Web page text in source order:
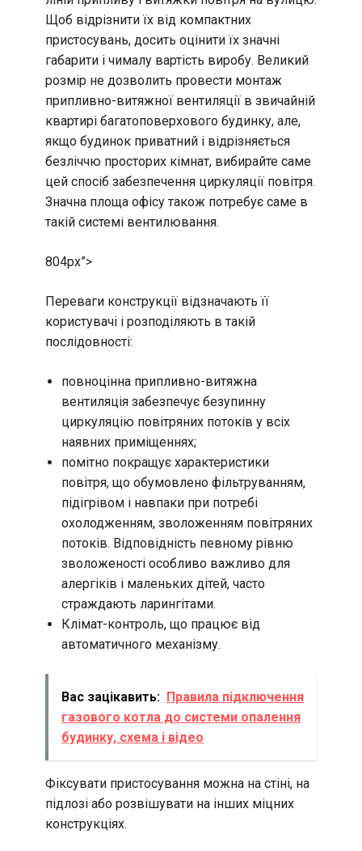
Щоб відрізнити їх від компактних
пристосувань, досить оцінити їх значні
габарити і чималу вартість виробу. Великий
розмір не дозволить провести монтаж
припливно-витяжної вентиляції в звичайній
квартирі багатоповерхового будинку, але,
якщо будинок приватний і відрізняється
безліччю просторих кімнат, вибирайте саме
цей спосіб забезпечення циркуляції повітря.
Значна площа офісу також потребує саме в
такій системі вентилювання.
804px”>
Переваги конструкції відзначають її
користувачі і розподіляють в такій
послідовності:
повноцінна припливно-витяжна
вентиляція забезпечує безупинну
циркуляцію повітряних потоків у всіх
наявних приміщеннях;
помітно покращує характеристики
повітря, що обумовлено фільтруванням,
підігрівом і навпаки при потребі
охолодженням, зволоженням повітряних
потоків. Відповідність певному рівню
зволоженості особливо важливо для
алергіків і маленьких дітей, часто
страждають ларингітами.
Клімат-контроль, що працює від
автоматичного механізму.
Вас зацікавить: Правила підключення
газового котла до системи опалення
будинку, схема і відео
Фіксувати пристосування можна на стіні, на
підлозі або розвішувати на інших міцних
конструкціях.